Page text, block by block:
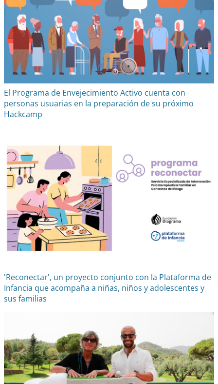
El Programa de Envejecimiento Activo cuenta con
personas usuarias en la preparación de su próximo
Hackcamp
'Reconectar', un proyecto conjunto con la Plataforma de
Infancia que acompaña a niñas, niños y adolescentes y
sus familias